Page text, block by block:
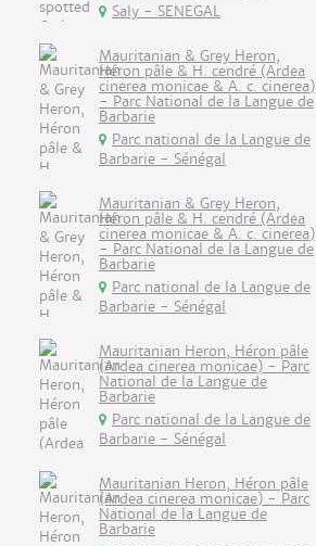
Saly - SENEGAL
Mauritanian & Grey Heron,
Héron pâle & H. cendré (Ardea
cinerea monicae & A. c. cinerea)
- Parc National de la Langue de
Barbarie
Parc national de la Langue de
Barbarie - Sénégal
Mauritanian & Grey Heron,
Héron pâle & H. cendré (Ardea
cinerea monicae & A. c. cinerea)
- Parc National de la Langue de
Barbarie
Parc national de la Langue de
Barbarie - Sénégal
Mauritanian Heron, Héron pâle
(Ardea cinerea monicae) - Parc
National de la Langue de
Barbarie
Parc national de la Langue de
Barbarie - Sénégal
Mauritanian Heron, Héron pâle
(Ardea cinerea monicae) - Parc
National de la Langue de
Barbarie